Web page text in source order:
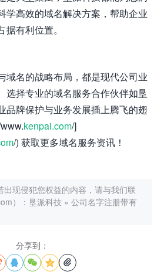
学高效的域名解决方案，帮助企业
有利位置。
域名的战略布局，都是现代公司业
选择专业的域名服务合作伙伴如垦
品牌保护与业务发展插上腾飞的翅
kenpai.com/]
/) 获取更多域名服务资讯！
出现侵犯您权益的内容，请与我们联
）： 垦派科技 » 公司名字注册带有
分享到：
   